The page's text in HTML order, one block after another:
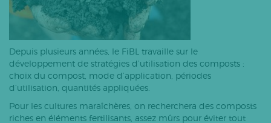
Depuis plusieurs années, le FiBL travaille sur le
développement de stratégies d’utilisation des composts :
choix du compost, mode d’application, périodes
d’utilisation, quantités appliquées.
Pour les cultures maraîchères, on recherchera des composts
riches en éléments fertilisants, assez mûrs pour éviter tout